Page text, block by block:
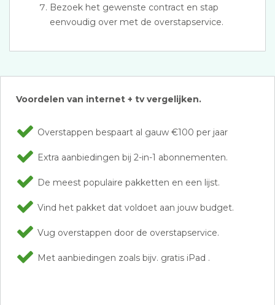
Bezoek het gewenste contract en stap
eenvoudig over met de overstapservice.
Voordelen van internet + tv vergelijken.
Overstappen bespaart al gauw €100 per jaar
Extra aanbiedingen bij 2-in-1 abonnementen.
De meest populaire pakketten en een lijst.
Vind het pakket dat voldoet aan jouw budget.
Vug overstappen door de overstapservice.
Met aanbiedingen zoals bijv. gratis iPad .